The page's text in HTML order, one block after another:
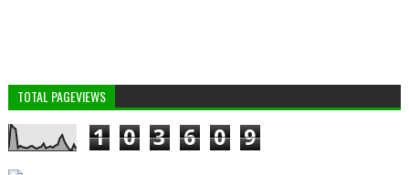
TOTAL PAGEVIEWS
1 0 3 6 0 9